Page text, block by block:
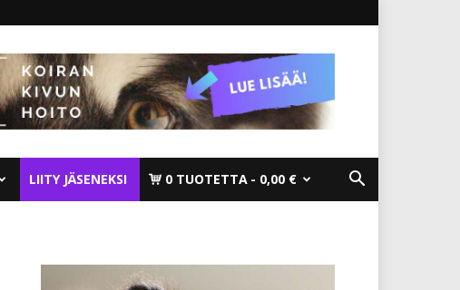
LIITY JÄSENEKSI 0 TUOTETTA 0,00 €